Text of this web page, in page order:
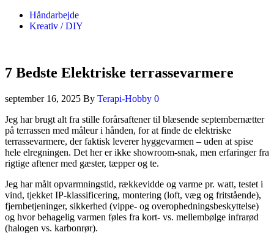
Håndarbejde
Kreativ / DIY
7 Bedste Elektriske terrassevarmere
september 16, 2025 By Terapi-Hobby 0
Jeg har brugt alt fra stille forårsaftener til blæsende septembernætter
på terrassen med måleur i hånden, for at finde de elektriske
terrassevarmere, der faktisk leverer hyggevarmen – uden at spise
hele elregningen. Det her er ikke showroom-snak, men erfaringer fra
rigtige aftener med gæster, tæpper og te.
Jeg har målt opvarmningstid, rækkevidde og varme pr. watt, testet i
vind, tjekket IP-klassificering, montering (loft, væg og fritstående),
fjernbetjeninger, sikkerhed (vippe- og overophedningsbeskyttelse)
og hvor behagelig varmen føles fra kort- vs. mellembølge infrarød
(halogen vs. karbonrør).